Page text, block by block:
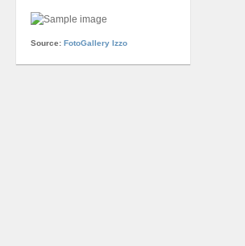
Source: FotoGallery Izzo